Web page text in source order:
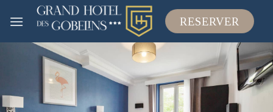
RESERVER